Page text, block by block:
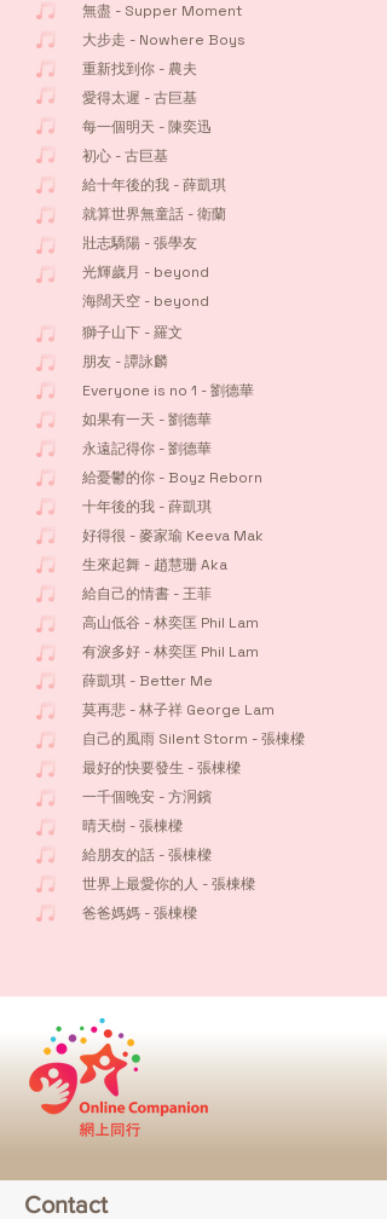
無盡 - Supper Moment
大步走 - Nowhere Boys
重新找到你 - 農夫
愛得太遲 - 古巨基
每一個明天 - 陳奕迅
初心 - 古巨基
給十年後的我 - 薛凱琪
就算世界無童話 - 衛蘭
壯志驕陽 - 張學友
光輝歲月 - beyond
海闊天空 - beyond
獅子山下 - 羅文
朋友 - 譚詠麟
Everyone is no 1 - 劉德華
如果有一天 - 劉德華
永遠記得你 - 劉德華
給憂鬱的你 - Boyz Reborn
十年後的我 - 薛凱琪
好得很 - 麥家瑜 Keeva Mak
生來起舞 - 趙慧珊 Aka
給自己的情書 - 王菲
高山低谷 - 林奕匡 Phil Lam
有淚多好 - 林奕匡 Phil Lam
薛凱琪 - Better Me
莫再悲 - 林子祥 George Lam
自己的風雨 Silent Storm - 張棟樑
最好的快要發生 - 張棟樑
一千個晚安 - 方泂鑌
晴天樹 - 張棟樑
給朋友的話 - 張棟樑
世界上最愛你的人 - 張棟樑
爸爸媽媽 - 張棟樑
Contact